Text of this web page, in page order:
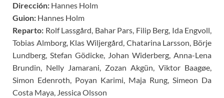
Dirección: Hannes Holm
Guion: Hannes Holm
Reparto: Rolf Lassgård, Bahar Pars, Filip Berg, Ida Engvoll,
Tobias Almborg, Klas Wiljergård, Chatarina Larsson, Börje
Lundberg, Stefan Gödicke, Johan Widerberg, Anna-Lena
Brundin, Nelly Jamarani, Zozan Akgün, Viktor Baagøe,
Simon Edenroth, Poyan Karimi, Maja Rung, Simeon Da
Costa Maya, Jessica Olsson